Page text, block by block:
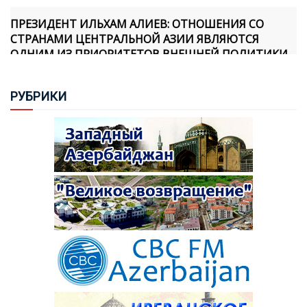
СТРАНАМИ ЦЕНТРАЛЬНОЙ АЗИИ ЯВЛЯЮТСЯ
ОДНИМ ИЗ ПРИОРИТЕТОВ ВНЕШНЕЙ ПОЛИТИКИ
АЗЕРБАЙДЖАНА
ПЕРВОЕ СУДЕБНОЕ ЗАСЕДАНИЕ ПО ДЕЛУ ПРОТИВ
КАТОЛИКОСА ВСЕХ АРМЯН ГАРЕГИНА II СОСТОИТСЯ
7 АВГУСТА
ПАШИНЯН: РЕШЕНИЕ ОТНОСИТЕЛЬНО
СПЕЦИАЛЬНОГО ПОСЛАННИКА ЕЩЕ НЕ ПРИНЯТО
АЙХАН ГАДЖИЗАДЕ: ОФИЦИАЛЬНЫЙ БАКУ ОТВЕРГ
ЗАЯВЛЕНИЕ ФРАНЦИИ ПО ДЕЛУ МАРТИНА РАЙАНА
РУБРИКИ
ПРЕЗИДЕНТ ИЛЬХАМ АЛИЕВ: СЕГОДНЯ
СЛОВАЦКО-АЗЕРБАЙДЖАНСКИЕ ПОЛИТИЧЕСКИЕ